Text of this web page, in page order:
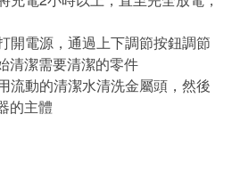
開電源，通過上下調節按鈕調節
清潔需要清潔的零件
流動的清潔水清洗金屬頭，然後
的主體